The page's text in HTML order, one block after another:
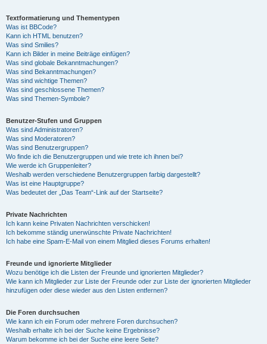
Textformatierung und Thementypen
Was ist BBCode?
Kann ich HTML benutzen?
Was sind Smilies?
Kann ich Bilder in meine Beiträge einfügen?
Was sind globale Bekanntmachungen?
Was sind Bekanntmachungen?
Was sind wichtige Themen?
Was sind geschlossene Themen?
Was sind Themen-Symbole?
Benutzer-Stufen und Gruppen
Was sind Administratoren?
Was sind Moderatoren?
Was sind Benutzergruppen?
Wo finde ich die Benutzergruppen und wie trete ich ihnen bei?
Wie werde ich Gruppenleiter?
Weshalb werden verschiedene Benutzergruppen farbig dargestellt?
Was ist eine Hauptgruppe?
Was bedeutet der „Das Team“-Link auf der Startseite?
Private Nachrichten
Ich kann keine Privaten Nachrichten verschicken!
Ich bekomme ständig unerwünschte Private Nachrichten!
Ich habe eine Spam-E-Mail von einem Mitglied dieses Forums erhalten!
Freunde und ignorierte Mitglieder
Wozu benötige ich die Listen der Freunde und ignorierten Mitglieder?
Wie kann ich Mitglieder zur Liste der Freunde oder zur Liste der ignorierten Mitglieder
hinzufügen oder diese wieder aus den Listen entfernen?
Die Foren durchsuchen
Wie kann ich ein Forum oder mehrere Foren durchsuchen?
Weshalb erhalte ich bei der Suche keine Ergebnisse?
Warum bekomme ich bei der Suche eine leere Seite?